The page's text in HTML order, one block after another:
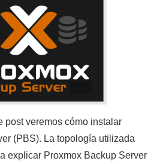
post veremos cómo instalar
(PBS). La topología utilizada
explicar Proxmox Backup Server